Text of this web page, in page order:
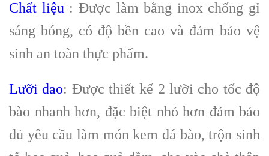
Chất liệu: Được làm bằng inox chống gỉ
sáng bóng, có độ bền cao và đảm bảo vệ
sinh an toàn thực phẩm.
Lưỡi dao: Được thiết kế 2 lưỡi cho tốc độ
bào nhanh hơn, đặc biệt nhỏ hơn đảm bảo
đủ yêu cầu làm món kem đá bào, trộn sinh